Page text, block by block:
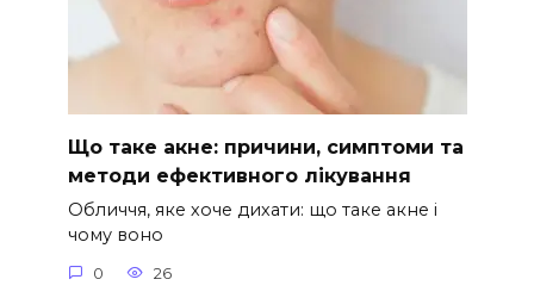
Що таке акне: причини, симптоми та
методи ефективного лікування
Обличчя, яке хоче дихати: що таке акне і
чому воно
0 26